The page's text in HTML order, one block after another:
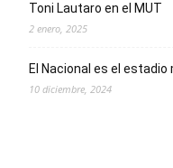
Toni Lautaro en el MUT
2 enero, 2025
El Nacional es el
10 diciembre, 2024